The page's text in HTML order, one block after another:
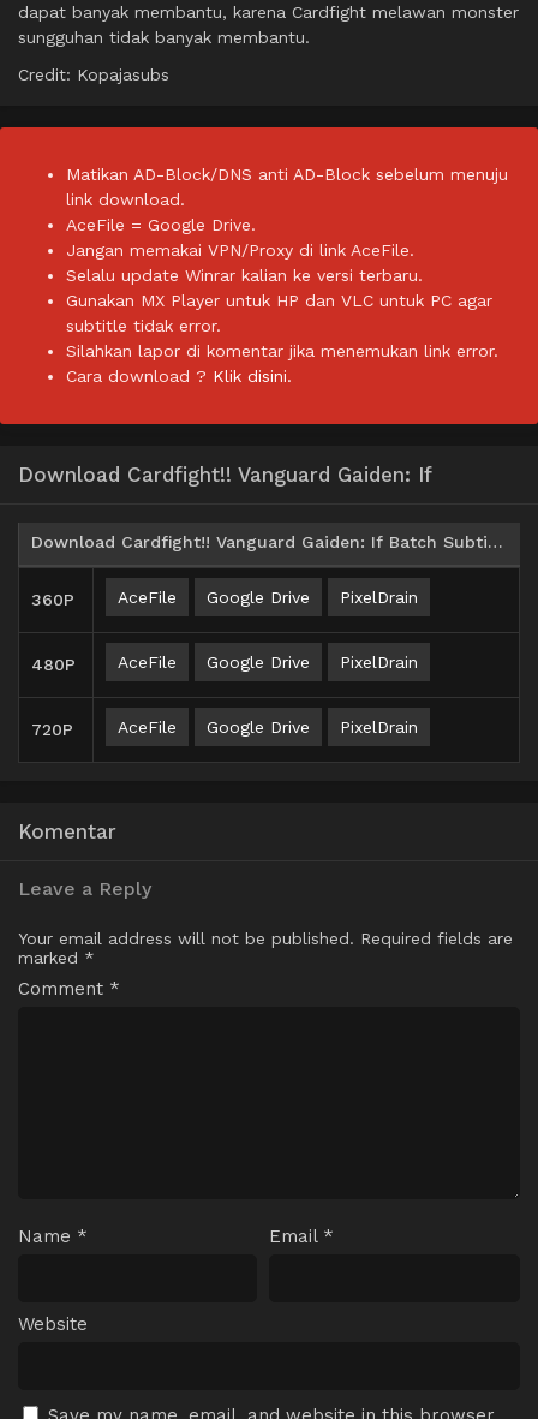
dapat banyak membantu, karena Cardfight melawan monster
sungguhan tidak banyak membantu.
Credit: Kopajasubs
Matikan AD-Block/DNS anti AD-Block sebelum menuju
link download.
AceFile = Google Drive.
Jangan memakai VPN/Proxy di link AceFile.
Selalu update Winrar kalian ke versi terbaru.
Gunakan MX Player untuk HP dan VLC untuk PC agar
subtitle tidak error.
Silahkan lapor di komentar jika menemukan link error.
Cara download ? Klik disini.
Download Cardfight!! Vanguard Gaiden: If
Download Cardfight!! Vanguard Gaiden: If Batch Subtitle Indonesia
360P AceFile Google Drive PixelDrain
480P AceFile Google Drive PixelDrain
720P AceFile Google Drive PixelDrain
Komentar
Leave a Reply
Your email address will not be published. Required fields are
marked *
Comment *
Name * Email *
Website